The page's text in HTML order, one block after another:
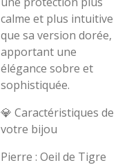
calme et plus intuitive
que sa version dorée,
apportant une
élégance sobre et
sophistiquée.
​💎 Caractéristiques de
votre bijou
​Pierre : Oeil de Tigre